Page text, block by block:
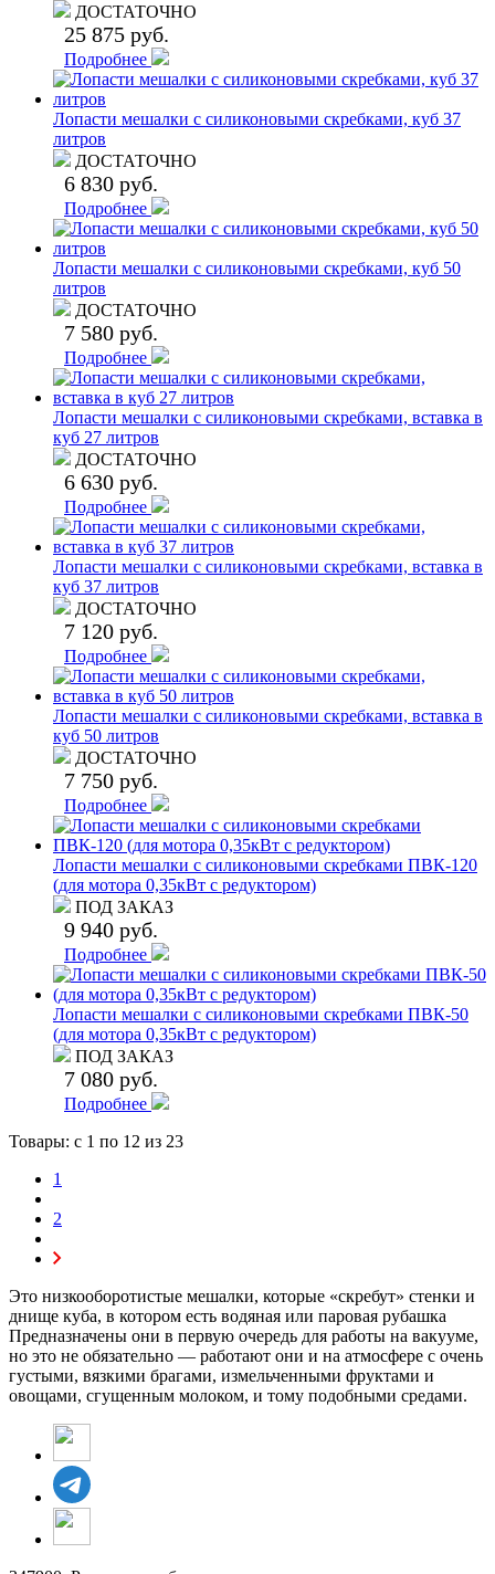
ДОСТАТОЧНО
25 875 руб.
Подробнее
Лопасти мешалки с силиконовыми скребками, куб 37
литров
ДОСТАТОЧНО
6 830 руб.
Подробнее
Лопасти мешалки с силиконовыми скребками, куб 50
литров
ДОСТАТОЧНО
7 580 руб.
Подробнее
Лопасти мешалки с силиконовыми скребками, вставка в
куб 27 литров
ДОСТАТОЧНО
6 630 руб.
Подробнее
Лопасти мешалки с силиконовыми скребками, вставка в
куб 37 литров
ДОСТАТОЧНО
7 120 руб.
Подробнее
Лопасти мешалки с силиконовыми скребками, вставка в
куб 50 литров
ДОСТАТОЧНО
7 750 руб.
Подробнее
Лопасти мешалки с силиконовыми скребками ПВК-120
(для мотора 0,35кВт с редуктором)
ПОД ЗАКАЗ
9 940 руб.
Подробнее
Лопасти мешалки с силиконовыми скребками ПВК-50
(для мотора 0,35кВт с редуктором)
ПОД ЗАКАЗ
7 080 руб.
Подробнее
Товары: с 1 по 12 из 23
1
2
Это низкооборотистые мешалки, которые «скребут» стенки и
днище куба, в котором есть водяная или паровая рубашка
Предназначены они в первую очередь для работы на вакууме,
но это не обязательно — работают они и на атмосфере с очень
густыми, вязкими брагами, измельченными фруктами и
овощами, сгущенным молоком, и тому подобными средами.